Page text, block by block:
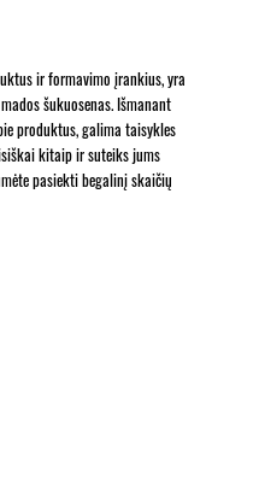
ir formavimo įrankius, yra
šukuosenas. Išmanant
produktus, galima taisykles
kitaip ir suteiks jums
pasiekti begalinį skaičių